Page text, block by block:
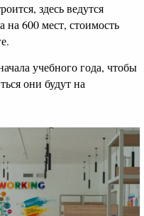
здесь ведутся
на 600 мест, стоимость
учебного года, чтобы
они будут на